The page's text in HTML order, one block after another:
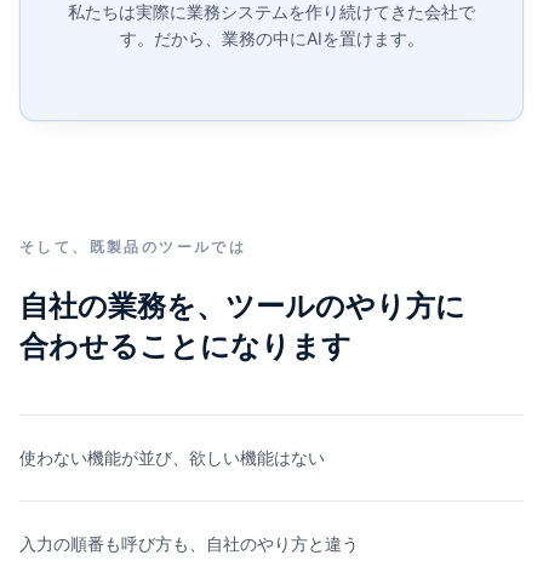
私たちは実際に業務システムを作り続けてきた会社で
す。 だから、業務の中にAIを置けます。
そして、既製品のツールでは
自社の業務を、ツールのやり方に
合わせることになります
使わない機能が並び、欲しい機能はない
入力の順番も呼び方も、自社のやり方と違う